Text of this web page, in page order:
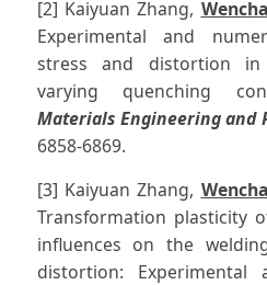
[2] Kaiyuan Zhang,
Experimental and
stress and distortion in
varying quenching
Materials Engineering and
6858-6869.
[3] Kaiyuan Zhang,
Transformation plasticity
influences on the
distortion: Experimental